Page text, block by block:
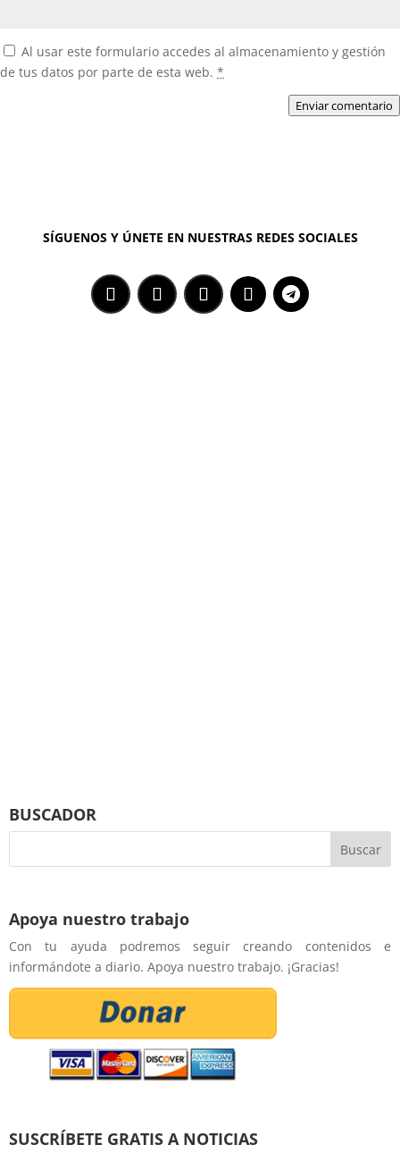
Al usar este formulario accedes al almacenamiento y gestión
de tus datos por parte de esta web. *
Enviar comentario
SÍGUENOS Y ÚNETE EN NUESTRAS REDES SOCIALES
BUSCADOR
Apoya nuestro trabajo
Con tu ayuda podremos seguir creando contenidos e
informándote a diario. Apoya nuestro trabajo. ¡Gracias!
SUSCRÍBETE GRATIS A NOTICIAS